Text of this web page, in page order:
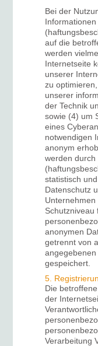
Bei der
auf die
werden
Internetseite
unserer
zu
unserer
der Technik
sowie (4) um
eines
notwendigen
anonym
werden durch
statistisch
Datenschutz
Schutzniveau
anonymen
getrennt von
gespeichert.
5.
Die
der
Verarbeitung